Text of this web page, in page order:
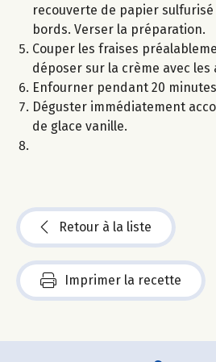
recouverte de papier
bords. Verser la préparation.
Couper les fraises
déposer sur la crème avec les
Enfourner pendant 20
Déguster immédiatement
de glace vanille.
Retour à la liste
Imprimer la recette